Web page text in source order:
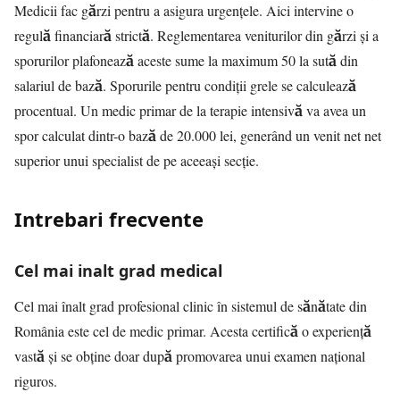
Medicii fac gărzi pentru a asigura urgențele. Aici intervine o
regulă financiară strictă. Reglementarea veniturilor din gărzi și a
sporurilor plafonează aceste sume la maximum 50 la sută din
salariul de bază. Sporurile pentru condiții grele se calculează
procentual. Un medic primar de la terapie intensivă va avea un
spor calculat dintr-o bază de 20.000 lei, generând un venit net net
superior unui specialist de pe aceeași secție.
Intrebari frecvente
Cel mai inalt grad medical
Cel mai înalt grad profesional clinic în sistemul de sănătate din
România este cel de medic primar. Acesta certifică o experiență
vastă și se obține doar după promovarea unui examen național
riguros.